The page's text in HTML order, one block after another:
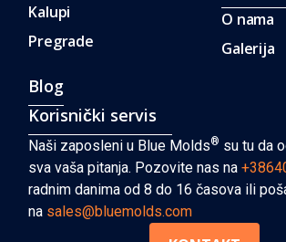
Kalupi
Pregrade
O nama
Galerija
Blog
Korisnički servis
Naši zaposleni u Blue Molds® su tu da
sva vaša pitanja. Pozovite nas na
radnim danima od 8 do 16 časova ili
na sales@bluemolds.com